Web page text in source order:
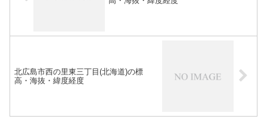
北広島市西の里東三丁目(北海道)の標
高・海抜・緯度経度